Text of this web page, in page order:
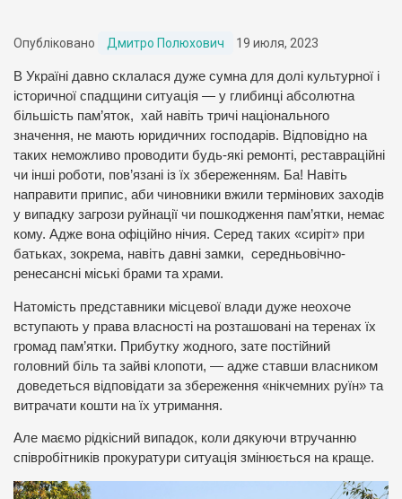
Опубліковано Дмитро Полюхович 19 июля, 2023
В Україні давно склалася дуже сумна для долі культурної і
історичної спадщини ситуація — у глибинці абсолютна
більшість пам’яток, хай навіть тричі національного
значення, не мають юридичних господарів. Відповідно на
таких неможливо проводити будь-які ремонті, реставраційні
чи інші роботи, пов’язані із їх збереженням. Ба! Навіть
направити припис, аби чиновники вжили термінових заходів
у випадку загрози руйнації чи пошкодження пам’ятки, немає
кому. Адже вона офіційно нічия. Серед таких «сиріт» при
батьках, зокрема, навіть давні замки, середньовічно-
ренесансні міські брами та храми.
Натомість представники місцевої влади дуже неохоче
вступають у права власності на розташовані на теренах їх
громад пам’ятки. Прибутку жодного, зате постійний
головний біль та зайві клопоти, — адже ставши власником
доведеться відповідати за збереження «нікчемних руїн» та
витрачати кошти на їх утримання.
Але маємо рідкісний випадок, коли дякуючи втручанню
співробітників прокуратури ситуація змінюється на краще.